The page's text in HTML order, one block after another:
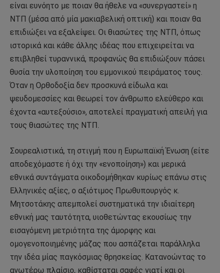
είναι ευνόητο με ποιαν θα ήθελε να «συνεργαστεί» η
ΝΤΠ (μέσα από μία μακιαβελική οπτική) και ποιαν θα
επιδιώξει να εξαλείψει. Οι θιασώτες της ΝΤΠ, όπως
ιστορικά και κάθε άλλης ιδέας που επιχειρείται να
επιβληθεί τυραννικά, προφανώς θα επιδιώξουν πάσει
θυσία την υλοποίηση του εμμονικού πειράματος τους.
Όταν η Ορθοδοξία δεν προσκυνά είδωλα και
ψευδομεσσίες και θεωρεί τον άνθρωπο ελεύθερο και
έχοντα «αυτεξούσιο», αποτελεί πραγματική απειλή για
τους θιασώτες της ΝΤΠ.
Σουρεαλιστικά, τη στιγμή που η Ευρωπαϊκή Ένωση (είτε
αποδεχόμαστε ή όχι την «ενοποίηση») και μερικά
εθνικά συντάγματα οικοδομήθηκαν κυρίως επάνω στις
Ελληνικές αξίες, ο αξιότιμος Πρωθυπουργός κ.
Μητσοτάκης απεμπολεί συστηματικά την ιδιαίτερη
εθνική μας ταυτότητα, υιοθετώντας εκουσίως την
εισαγόμενη μετριότητα της άμορφης και
ομογενοποιημένης μάζας που ασπάζεται παράλληλα
την ιδέα μίας παγκόσμιας θρησκείας. Κατανοώντας το
ανωτέρω πλαίσιο, καθίσταται σαφές γιατί και οι